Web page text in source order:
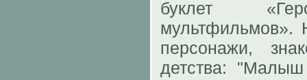
буклет
мультфильмов».
персонажи,
детства: